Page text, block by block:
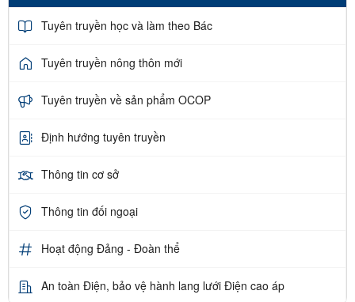
Tuyên truyền học và làm theo Bác
Tuyên truyền nông thôn mới
Tuyên truyền về sản phẩm OCOP
Định hướng tuyên truyền
Thông tin cơ sở
Thông tin đối ngoại
Hoạt động Đảng - Đoàn thể
An toàn Điện, bảo vệ hành lang lưới Điện cao áp